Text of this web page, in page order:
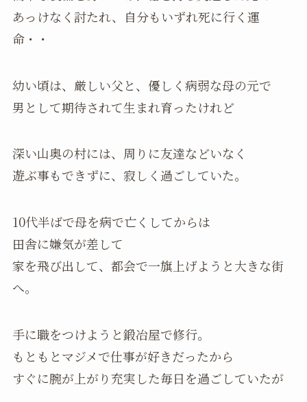
あっけなく討たれ、自分もいずれ死に行く運
命・・
幼い頃は、厳しい父と、優しく病弱な母の元で
男として期待されて生まれ育ったけれど
深い山奥の村には、周りに友達などいなく
遊ぶ事もできずに、寂しく過ごしていた。
10代半ばで母を病で亡くしてからは
田舎に嫌気が差して
家を飛び出して、都会で一旗上げようと大きな街
へ。
手に職をつけようと鍛冶屋で修行。
もともとマジメで仕事が好きだったから
すぐに腕が上がり充実した毎日を過ごしていたが